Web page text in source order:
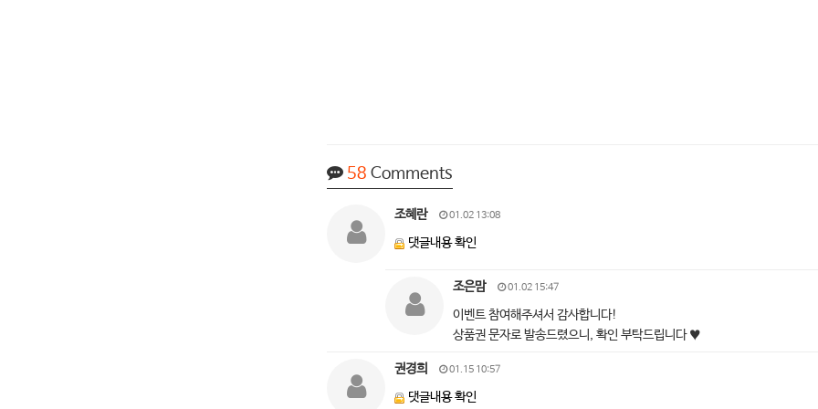
58 Comments
조혜란 01.02 13:08
댓글내용 확인
조은맘 01.02 15:47
이벤트 참여해주셔서 감사합니다!
상품권 문자로 발송드렸으니, 확인 부탁드립니다 ♥
권경희 01.15 10:57
댓글내용 확인